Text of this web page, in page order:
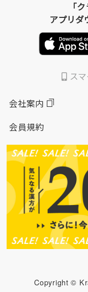
「
アプリダ
ス
会社案内
会員規約
個人情報保護方針
特定商取引法に基
このサイトについて
ソーシャルメディ
ソーシャルメディ
Copyright ©